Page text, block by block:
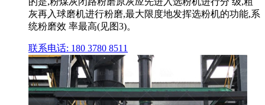
灰再入球磨机进行粉磨,最大限度地发挥选粉机的功能,系
统粉磨效 率最高(见图3)。
联系电话: 180 3780 8511